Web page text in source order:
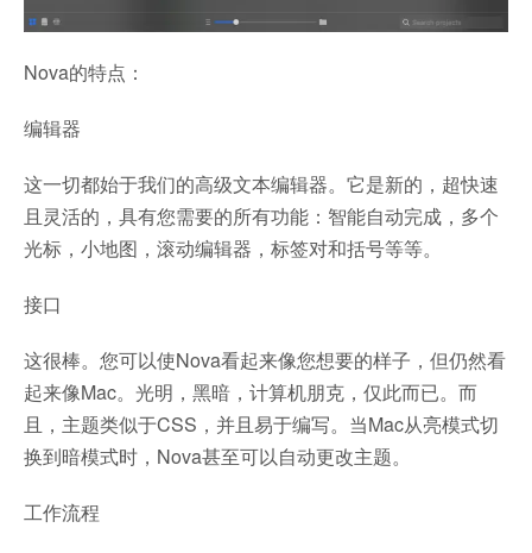
Nova的特点：
编辑器
这一切都始于我们的高级文本编辑器。它是新的，超快速
且灵活的，具有您需要的所有功能：智能自动完成，多个
光标，小地图，滚动编辑器，标签对和括号等等。
接口
这很棒。您可以使Nova看起来像您想要的样子，但仍然看
起来像Mac。光明，黑暗，计算机朋克，仅此而已。而
且，主题类似于CSS，并且易于编写。当Mac从亮模式切
换到暗模式时，Nova甚至可以自动更改主题。
工作流程